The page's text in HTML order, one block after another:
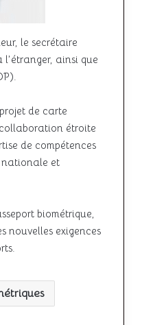
le secrétaire
ainsi que
de carte
étroite
de compétences
nationale et
biométrique,
nouvelles exigences